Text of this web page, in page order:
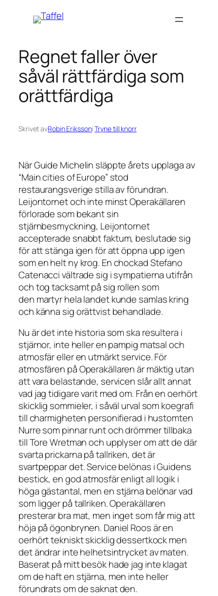
Regnet faller över
såväl rättfärdiga som
orättfärdiga
Skrivet avRobin ErikssoniTryne till knorr
När Guide Michelin släppte årets upplaga av
“Main cities of Europe” stod
restaurangsverige stilla av förundran.
Leijontornet och inte minst Operakällaren
förlorade som bekant sin
stjärnbesmyckning, Leijontornet
accepterade snabbt faktum, beslutade sig
för att stänga igen för att öppna upp igen
som en helt ny krog. En chockad Stefano
Catenacci vältrade sig i sympatierna utifrån
och tog tacksamt på sig rollen som
den martyr hela landet kunde samlas kring
och känna sig orättvist behandlade.
Nu är det inte historia som ska resultera i
stjärnor, inte heller en pampig matsal och
atmosfär eller en utmärkt service. För
atmosfären på Operakällaren är mäktig utan
att vara belastande, servicen slår allt annat
vad jag tidigare varit med om. Från en oerhört
skicklig sommieler, i såväl urval som koegrafi
till charmigheten personifierad i hustomten
Nurre som pinnar runt och drömmer tillbaka
till Tore Wretman och upplyser om att de där
svarta prickarna på tallriken, det är
svartpeppar det. Service belönas i Guidens
bestick, en god atmosfär enligt all logik i
höga gästantal, men en stjärna belönar vad
som ligger på tallriken. Operakällaren
presterar bra mat, men inget som får mig att
höja på ögonbrynen. Daniel Roos är en
oerhört tekniskt skicklig dessertkock men
det ändrar inte helhetsintrycket av maten.
Baserat på mitt besök hade jag inte klagat
om de haft en stjärna, men inte heller
förundrats om de saknat den.